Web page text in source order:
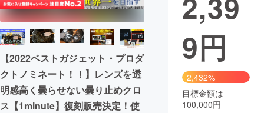
ビジネス・起業 チャレンジ
まちづくり・地域活性化
CAMPFIRE for Social Good
CAMPFIRE Creation
CAMPFIREふるさと納税machi-ya コミュニティ
【2022ベストガジェット・プロダ
クトノミネート！！】レンズを透
明感高く曇らせない曇り止めクロ
ス【1minute】復刻販売決定！使
9円
2,432%
目標金額は
100,000円